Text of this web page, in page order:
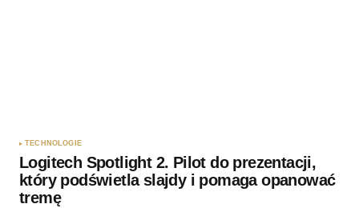
TECHNOLOGIE
Logitech Spotlight 2. Pilot do prezentacji,
który podświetla slajdy i pomaga opanować
tremę